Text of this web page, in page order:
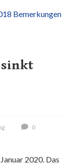
Bemerkungen
sinkt
0
2020. Das